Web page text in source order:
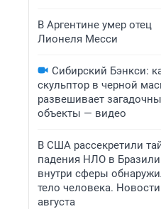
В Аргентине умер отец
Лионеля Месси
Сибирский Бэнкси:
скульптор в черной
развешивает
объекты — видео
В США рассекретили
падения НЛО в
внутри сферы
тело человека.
августа